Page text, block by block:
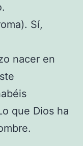
Sí,
nacer en
que Dios ha